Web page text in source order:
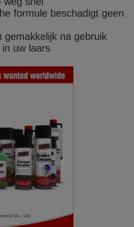
formule beschadigt geen
gemakkelijk na gebruik
uw laars